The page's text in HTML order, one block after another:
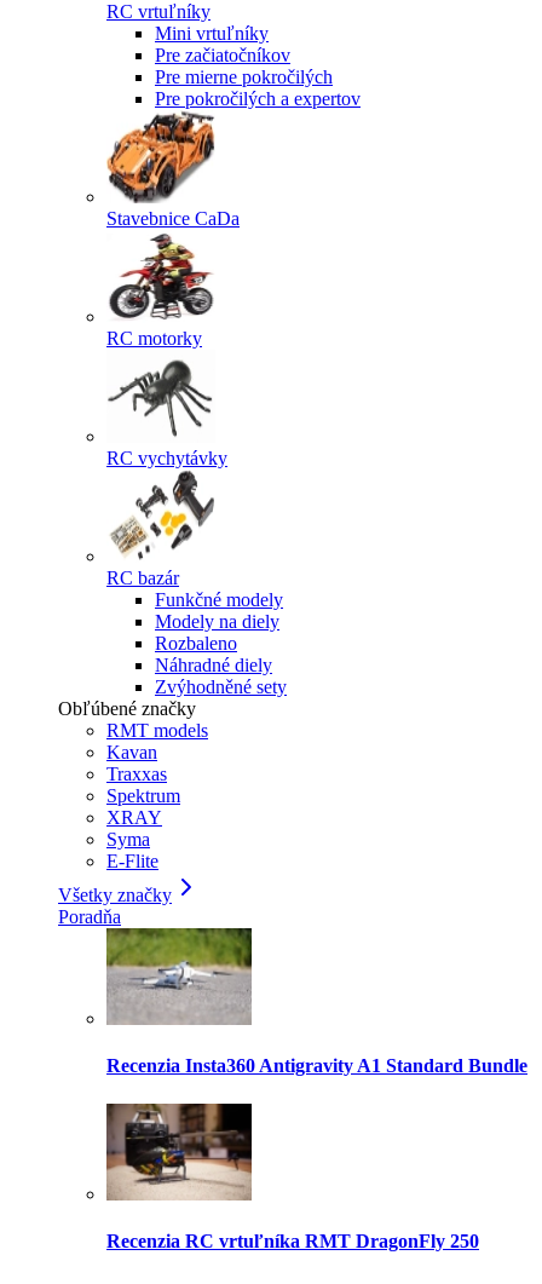
RC vrtuľníky
Mini vrtuľníky
Pre začiatočníkov
Pre mierne pokročilých
Pre pokročilých a expertov
Stavebnice CaDa
RC motorky
RC vychytávky
RC bazár
Funkčné modely
Modely na diely
Rozbaleno
Náhradné diely
Zvýhodněné sety
Obľúbené značky
RMT models
Kavan
Traxxas
Spektrum
XRAY
Syma
E-Flite
Všetky značky
Poradňa
Recenzia Insta360 Antigravity A1 Standard Bundle
Recenzia RC vrtuľníka RMT DragonFly 250